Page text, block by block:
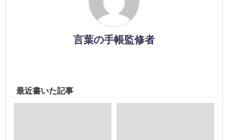
言葉の手帳監修者
最近書いた記事